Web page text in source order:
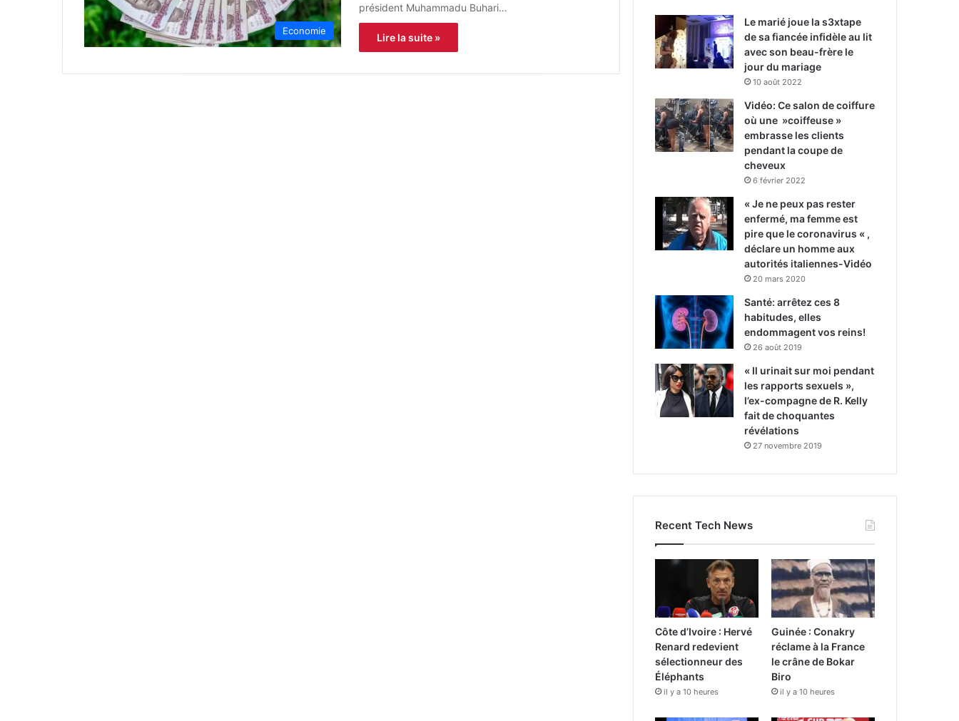
Economie
président Muhammadu Buhari…
Lire la suite »
Le marié joue la s3xtape
de sa fiancée infidèle au lit
avec son beau-frère le
jour du mariage
10 août 2022
Vidéo: Ce salon de coiffure
où une »coiffeuse »
embrasse les clients
pendant la coupe de
cheveux
6 février 2022
« Je ne peux pas rester
enfermé, ma femme est
pire que le coronavirus « ,
déclare un homme aux
autorités italiennes-Vidéo
20 mars 2020
Santé: arrêtez ces 8
habitudes, elles
endommagent vos reins!
26 août 2019
« Il urinait sur moi pendant
les rapports sexuels »,
l’ex-compagne de R. Kelly
fait de choquantes
révélations
27 novembre 2019
Recent Tech News
Côte d’Ivoire : Hervé
Renard redevient
sélectionneur des
Éléphants
il y a 10 heures
Guinée : Conakry
réclame à la France
le crâne de Bokar
Biro
il y a 10 heures